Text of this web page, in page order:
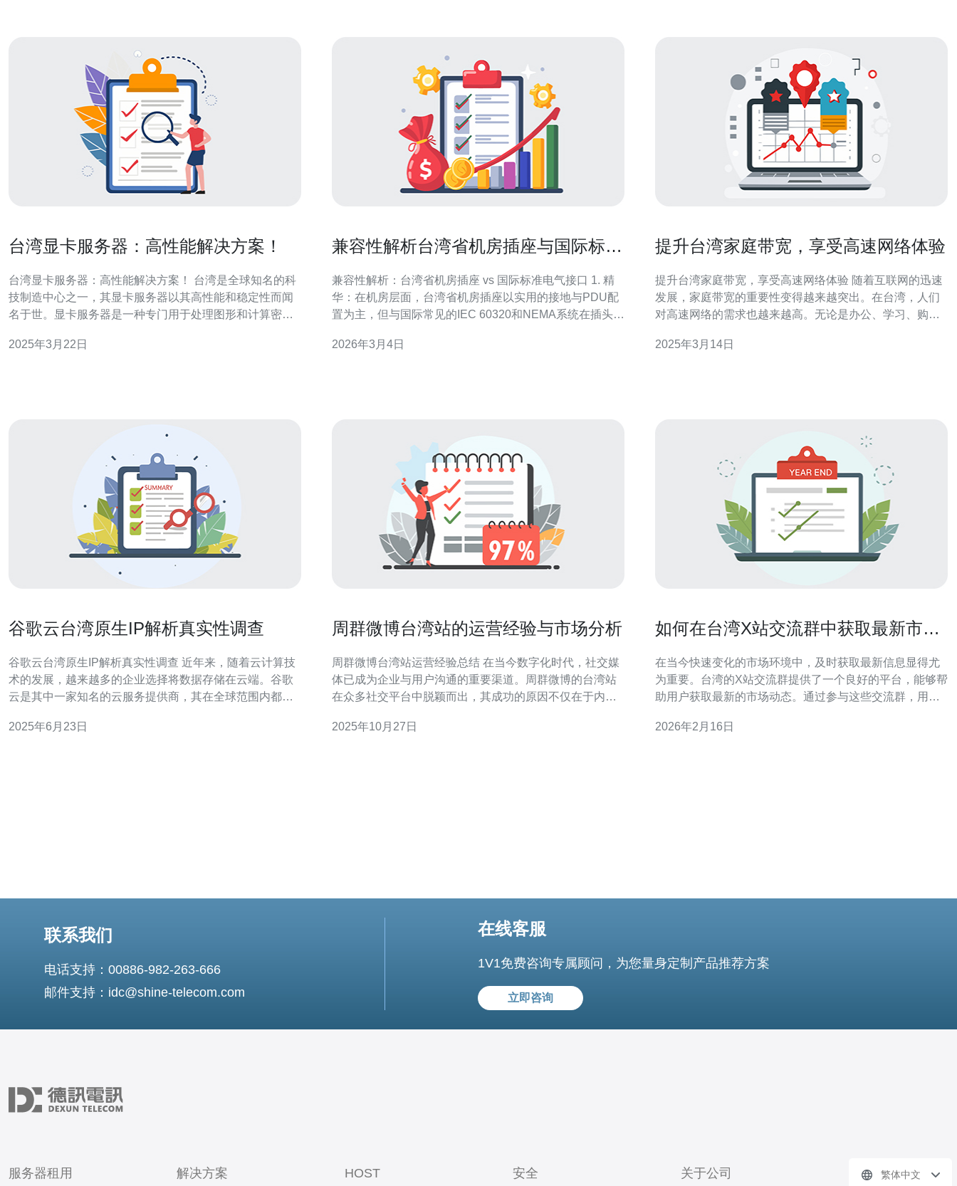
台湾显卡服务器：高性能解决方案！
台湾显卡服务器：高性能解决方案！ 台湾是全球知名的科
技制造中心之一，其显卡服务器以其高性能和稳定性而闻
名于世。显卡服务器是一种专门用于处理图形和计算密集
理大量数据和复杂计算时提供卓越的性能。台湾的显卡服
2025年3月22日
兼容性解析台湾省机房插座与国际标准
兼容性解析：台湾省机房插座 vs 国际标准电气接口 1. 精
华：在机房层面，台湾省机房插座以实用的接地与PDU配
置为主，但与国际常见的IEC 60320和NEMA系统在插头形
性。 2. 精华：除了明显的电压/频率（台湾常见
2026年3月4日
提升台湾家庭带宽，享受高速网络体验
提升台湾家庭带宽，享受高速网络体验 随着互联网的迅速
发展，家庭带宽的重要性变得越来越突出。在台湾，人们
对高速网络的需求也越来越高。无论是办公、学习、购物
的网络基础设施相对滞后，许多家庭面临着网络速度缓
2025年3月14日
谷歌云台湾原生IP解析真实性调查
谷歌云台湾原生IP解析真实性调查 近年来，随着云计算技
术的发展，越来越多的企业选择将数据存储在云端。谷歌
云是其中一家知名的云服务提供商，其在全球范围内都拥
IP解析真实性的疑问一直存在。 本次调查旨在探究谷歌云
2025年6月23日
周群微博台湾站的运营经验与市场分析
周群微博台湾站运营经验总结 在当今数字化时代，社交媒
体已成为企业与用户沟通的重要渠道。周群微博的台湾站
在众多社交平台中脱颖而出，其成功的原因不仅在于内容
略。以下是我们总结的三大精华经验： 1. 精准定位用户群
2025年10月27日
如何在台湾X站交流群中获取最新市场
在当今快速变化的市场环境中，及时获取最新信息显得尤
为重要。台湾的X站交流群提供了一个良好的平台，能够帮
助用户获取最新的市场动态。通过参与这些交流群，用户
系，获取更多的资源和信息。 如何参与台湾X站交流群？
2026年2月16日
联系我们
电话支持：00886-982-263-666
邮件支持：idc@shine-telecom.com
在线客服
1V1免费咨询专属顾问，为您量身定制产品推荐方案
立即咨询
服务器租用 解决方案 HOST 安全 关于公司 繁体中文